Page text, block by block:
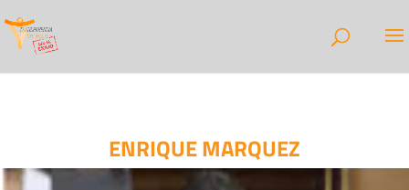
ENRIQUE MARQUEZ